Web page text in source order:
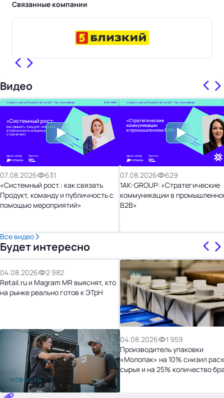
Связанные компании
Видео
07.08.2026
631
«Системный рост.: как связать
Продукт, команду и публичность с
помощью мероприятий»
07.08.2026
629
1AK-GROUP: «Стратегические
коммуникации в
B2B»
Все видео
Будет интересно
НОВОСТЬ
04.08.2026
2 982
Retail.ru и Magram MR выяснят, кто
на рынке реально готов к ЭТрН
КЕЙС
04.08.2026
1 959
Производитель упаковки
«Молопак» на 10% снизил
сырья и на 25% количество